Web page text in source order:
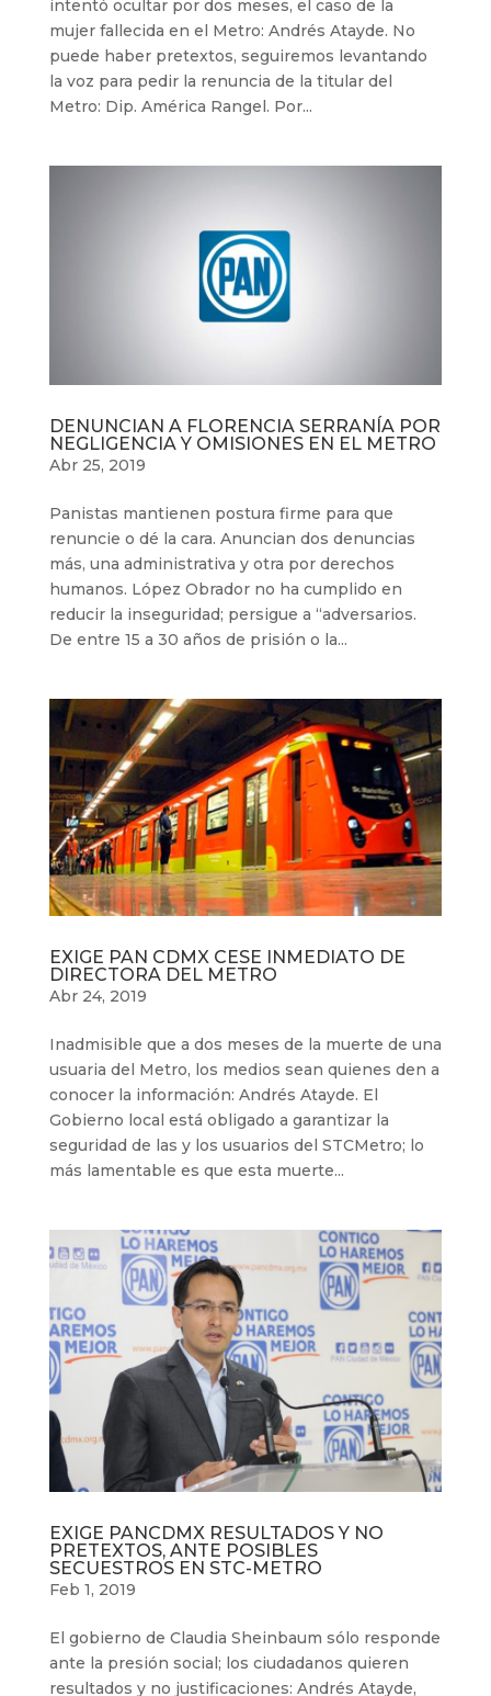
intentó ocultar por dos meses, el caso de la
mujer fallecida en el Metro: Andrés Atayde. No
puede haber pretextos, seguiremos levantando
la voz para pedir la renuncia de la titular del
Metro: Dip. América Rangel. Por...
DENUNCIAN A FLORENCIA SERRANÍA POR
NEGLIGENCIA Y OMISIONES EN EL METRO
Abr 25, 2019
Panistas mantienen postura firme para que
renuncie o dé la cara. Anuncian dos denuncias
más, una administrativa y otra por derechos
humanos. López Obrador no ha cumplido en
reducir la inseguridad; persigue a “adversarios.
De entre 15 a 30 años de prisión o la...
EXIGE PAN CDMX CESE INMEDIATO DE
DIRECTORA DEL METRO
Abr 24, 2019
Inadmisible que a dos meses de la muerte de una
usuaria del Metro, los medios sean quienes den a
conocer la información: Andrés Atayde. El
Gobierno local está obligado a garantizar la
seguridad de las y los usuarios del STCMetro; lo
más lamentable es que esta muerte...
EXIGE PANCDMX RESULTADOS Y NO
PRETEXTOS, ANTE POSIBLES
SECUESTROS EN STC-METRO
Feb 1, 2019
El gobierno de Claudia Sheinbaum sólo responde
ante la presión social; los ciudadanos quieren
resultados y no justificaciones: Andrés Atayde,